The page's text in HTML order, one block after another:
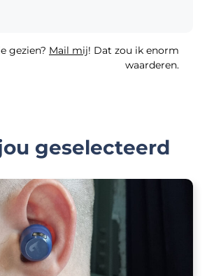
gezien? Mail mij! Dat zou ik enorm
waarderen.
geselecteerd